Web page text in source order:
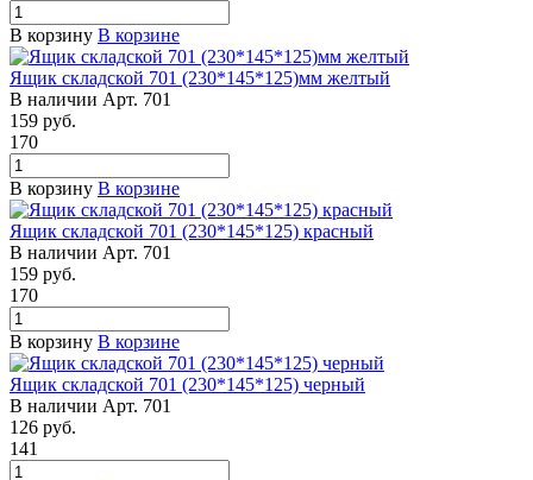
В корзину В корзине
Ящик складской 701 (230*145*125)мм желтый
В наличии Арт. 701
159 руб.
170
В корзину В корзине
Ящик складской 701 (230*145*125) красный
В наличии Арт. 701
159 руб.
170
В корзину В корзине
Ящик складской 701 (230*145*125) черный
В наличии Арт. 701
126 руб.
141